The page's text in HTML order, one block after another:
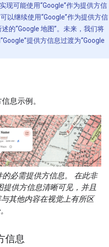
现可能使用“Google”作为提供方信
以继续使用“Google”作为提供方信
的“Google 地图”。未来，我们将
提供方信息过渡为“Google
息示例。
的必需提供方信息。 在此非
提供方信息清晰可见，并且
其他内容在视觉上有所区
信息